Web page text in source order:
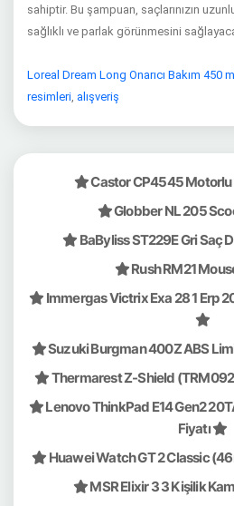
sahiptir. Bu şampuan, saçlarınızın
sağlıklı ve parlak görünmesini
Loreal Dream Long Onarıcı Bakım 450
resimleri, alışveriş
Castor CP4545 Motorlu
Globber NL 205
BaByliss ST229E Gri Saç
Rush RM21
Immergas Victrix Exa 28 1 Erp
Suzuki Burgman 400Z ABS
Thermarest Z-Shield
Lenovo ThinkPad E14 Gen2
Fiyatı
Huawei Watch GT 2 Classic
MSR Elixir 3 3 Kişilik